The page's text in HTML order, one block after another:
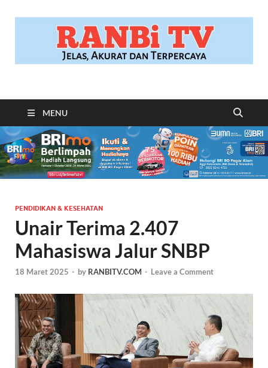
RANBITV.COM
MENU
PENDIDIKAN & KESEHATAN
Unair Terima 2.407
Mahasiswa Jalur SNBP
18 Maret 2025 - by RANBITV.COM - Leave a Comment